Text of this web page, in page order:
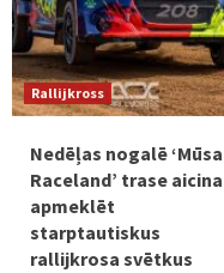
Rallijkross
Nedēļas nogalē ‘Mūsa
Raceland’ trase aicina
apmeklēt
starptautiskus
rallijkrosa svētkus